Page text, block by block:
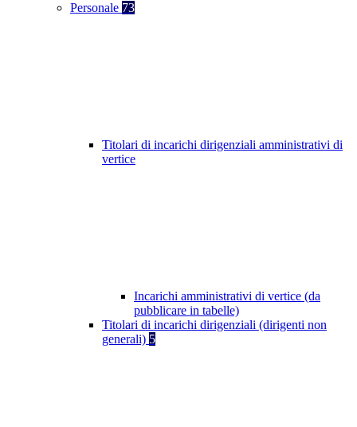
Personale 73
Titolari di incarichi dirigenziali amministrativi di
vertice
Incarichi amministrativi di vertice (da
pubblicare in tabelle)
Titolari di incarichi dirigenziali (dirigenti non
generali) 5